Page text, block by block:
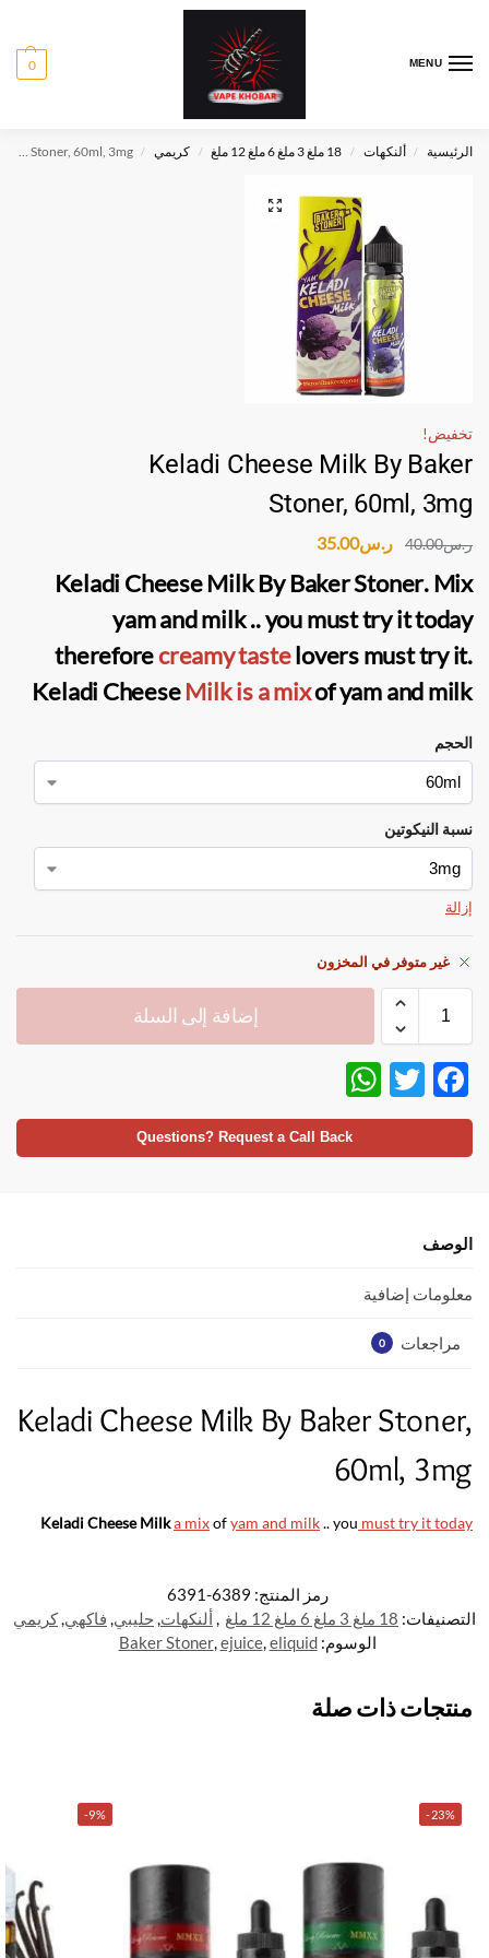
MENU
0
الرئيسية / ألنكهات / 18 ملغ 3 ملغ 6 ملغ 12 ملغ / كريمي /
Keladi Cheese Milk By Baker Stoner, 60ml, 3mg
تخفيض!
Keladi Cheese Milk By Baker
Stoner, 60ml, 3mg
ر.س40.00 ر.س35.00
Keladi Cheese Milk By Baker Stoner. Mix
yam and milk .. you must try it today
thereforecreamy tastelovers must try it.
Keladi CheeseMilkis a mixof yam and milk
الحجم
نسبة النيكوتين
إزالة
غير متوفر في المخزون
إضافة إلى السلة
F
ac
e
o
k
T
w
itt
h
at
Questions? Request a Call Back
الوصف
معلومات إضافية
مراجعات 0
Keladi Cheese Milk By Baker Stoner,
60ml, 3mg
Keladi Cheese Milka mixofyam and milk.. you must try it today
رمز المنتج: 6389-6391
التصنيفات: 18 ملغ 3 ملغ 6 ملغ 12 ملغ ألنكهات حليبي فاكهي ,كريمي
الوسوم:
Baker Stoner, ejuice, eliquid
منتجات ذات صلة
-23%
-9%